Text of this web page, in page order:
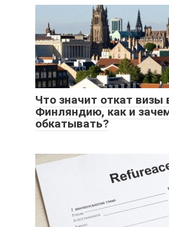
Что значит откат визы
Финляндию, как и
обкатывать?